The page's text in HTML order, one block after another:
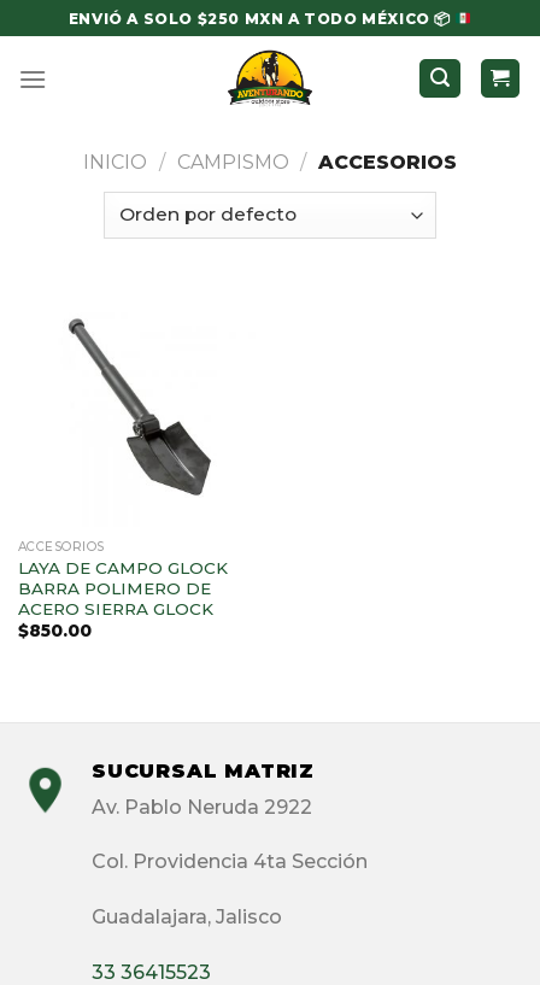
to
content
ENVIÓ A SOLO $250 MXN A TODO MÉXICO📦
INICIO / CAMPISMO / ACCESORIOS
ACCESORIOS
LAYA DE CAMPO GLOCK
BARRA POLIMERO DE
ACERO SIERRA GLOCK
$850.00
SUCURSAL MATRIZ
Av. Pablo Neruda 2922
Col. Providencia 4ta Sección
Guadalajara, Jalisco
33 36415523